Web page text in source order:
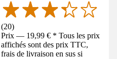
(20)
Prix — 19,99 € * Tous les prix
affichés sont des prix TTC,
frais de livraison en sus si